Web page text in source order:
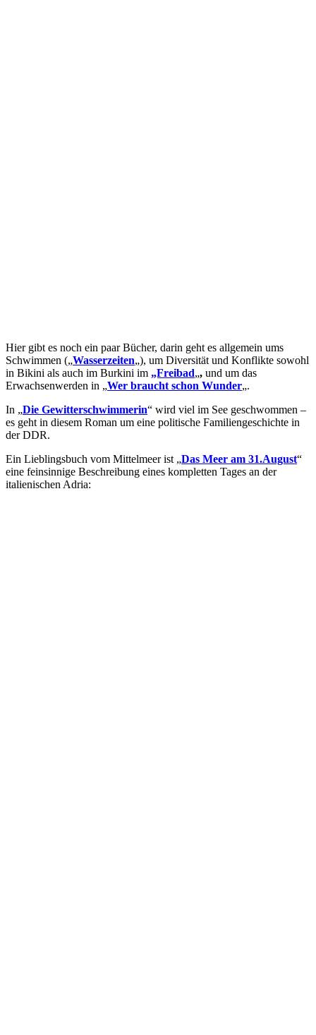
Hier gibt es noch ein paar Bücher, darin geht es allgemein ums
Schwimmen („Wasserzeiten„), um Diversität und Konflikte sowohl
in Bikini als auch im Burkini im „Freibad„, und um das
Erwachsenwerden in „Wer braucht schon Wunder„.
In „Die Gewitterschwimmerin“ wird viel im See geschwommen –
es geht in diesem Roman um eine politische Familiengeschichte in
der DDR.
Ein Lieblingsbuch vom Mittelmeer ist „Das Meer am 31.August“
eine feinsinnige Beschreibung eines kompletten Tages an der
italienischen Adria: